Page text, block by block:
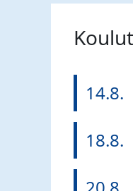
14.8.
18.8.